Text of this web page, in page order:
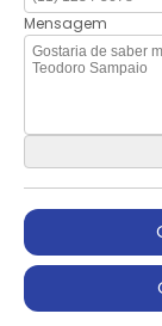
Mensagem